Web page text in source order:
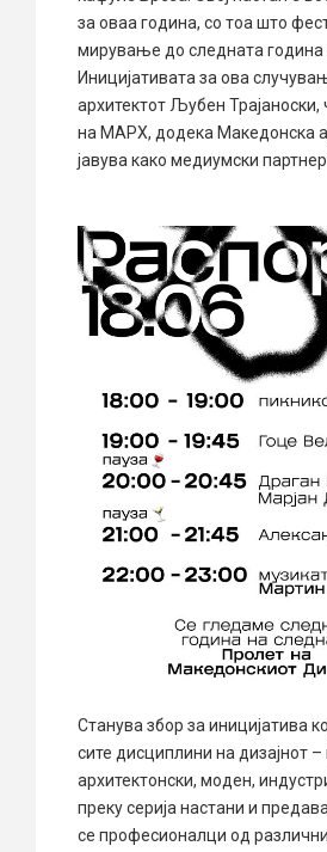
за оваа година, со тоа што
мирување до следната година
Иницијативата за ова
архитектот Љубен Трајаноски,
на МАРХ, додека Македонска
јавува како медиумски
Станува збор за иницијатива
сите дисциплини на дизајнот
архитектонски, моден,
преку серија настани и
се професионалци од